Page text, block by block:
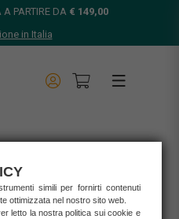
A PARTIRE DA € 149,00
in Italia
simili per fornirti contenuti
ottimizzata nel nostro sito web.
letto la nostra politica sui cookie e